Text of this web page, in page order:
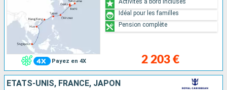
Payez en 4X 2 203 €
Activités à bord incluses
Idéal pour les familles
Pension complète
ÉTATS-UNIS, FRANCE, JAPON